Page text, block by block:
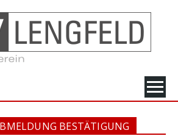
BESTÄTIGUNG